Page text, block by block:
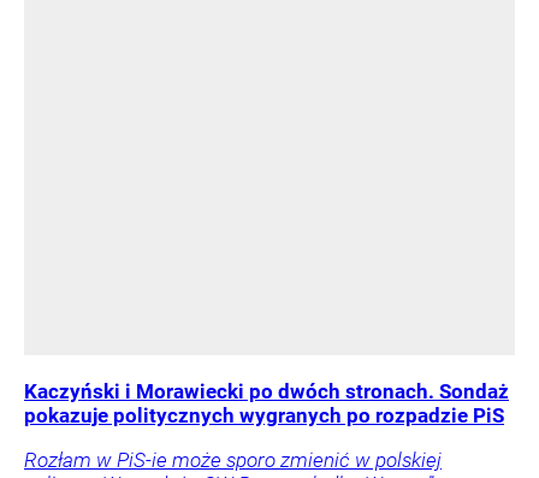
Kaczyński i Morawiecki po dwóch stronach. Sondaż
pokazuje politycznych wygranych po rozpadzie PiS
Rozłam w PiS-ie może sporo zmienić w polskiej